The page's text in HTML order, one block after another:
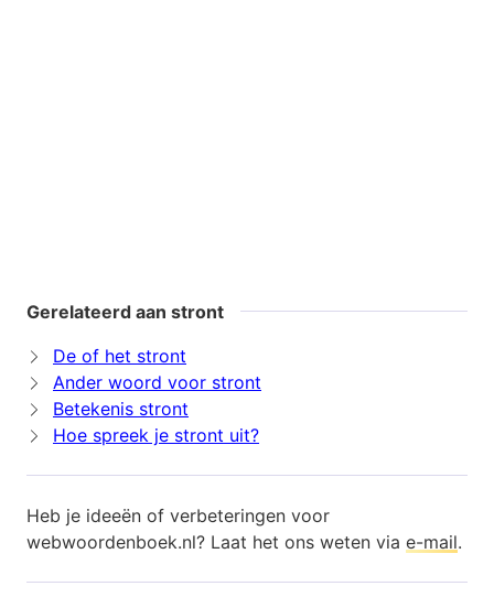
Gerelateerd aan stront
De of het stront
Ander woord voor stront
Betekenis stront
Hoe spreek je stront uit?
Heb je ideeën of verbeteringen voor
webwoordenboek.nl? Laat het ons weten via e-mail.